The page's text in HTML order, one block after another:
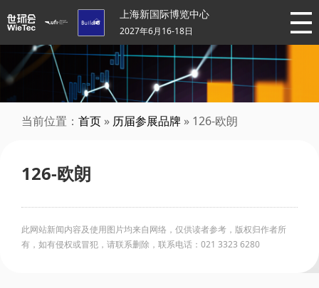
上海新国际博览中心
2027年6月16-18日
当前位置： 首页 » 历届参展品牌 » 126-欧朗
126-欧朗
此网站新闻内容及使用图片均来自网络，仅供读者参考，版权归作者所
有，如有侵权或冒犯，请联系删除，联系电话：021 3323 6280